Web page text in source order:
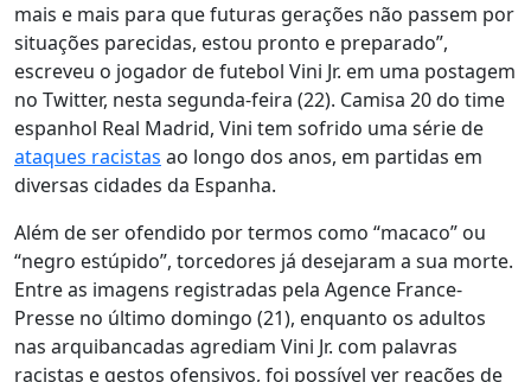
mais e mais para que futuras gerações não passem por
situações parecidas, estou pronto e preparado”,
escreveu o jogador de futebol Vini Jr. em uma postagem
no Twitter, nesta segunda-feira (22). Camisa 20 do time
espanhol Real Madrid, Vini tem sofrido uma série de
ataques racistas ao longo dos anos, em partidas em
diversas cidades da Espanha.
Além de ser ofendido por termos como “macaco” ou
“negro estúpido”, torcedores já desejaram a sua morte.
Entre as imagens registradas pela Agence France-
Presse no último domingo (21), enquanto os adultos
nas arquibancadas agrediam Vini Jr. com palavras
racistas e gestos ofensivos, foi possível ver reações de